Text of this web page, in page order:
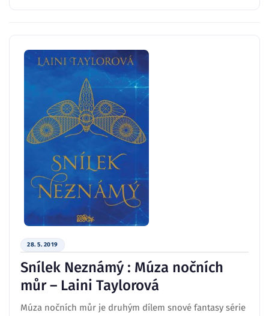
28. 5. 2019
Snílek Neznámý : Múza nočních
můr – Laini Taylorová
Múza nočních můr je druhým dílem snové fantasy série